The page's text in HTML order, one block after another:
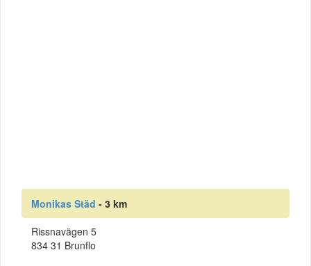
Monikas Städ - 3 km
Rissnavägen 5
834 31 Brunflo